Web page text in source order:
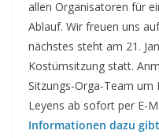
allen Organisatoren für
Ablauf. Wir freuen uns
nächstes steht am 21.
Kostümsitzung statt.
Sitzungs-Orga-Team um
Leyens ab sofort per E-
Informationen dazu